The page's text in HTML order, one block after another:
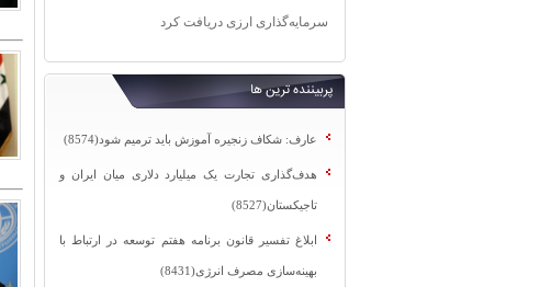
سرمایه‌گذاری ارزی دریافت کرد
پربیننده ترین ها
عارف: شکاف زنجیره آموزش باید ترمیم شود(8574)
هدف‌گذاری تجارت یک میلیارد دلاری میان ایران و
تاجیکستان(8527)
ابلاغ تفسیر قانون برنامه هفتم توسعه در ارتباط با
بهینه‌سازی مصرف انرژی(8431)